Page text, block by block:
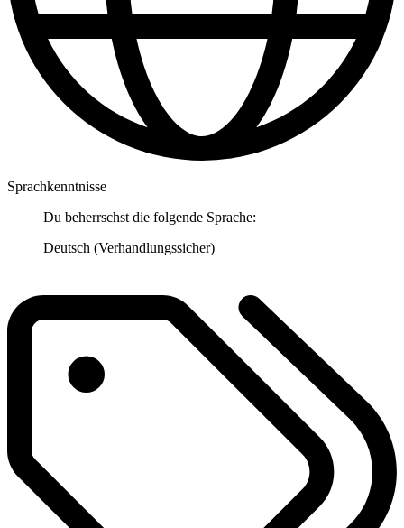
Sprachkenntnisse
Du beherrschst die folgende Sprache:
Deutsch (Verhandlungssicher)